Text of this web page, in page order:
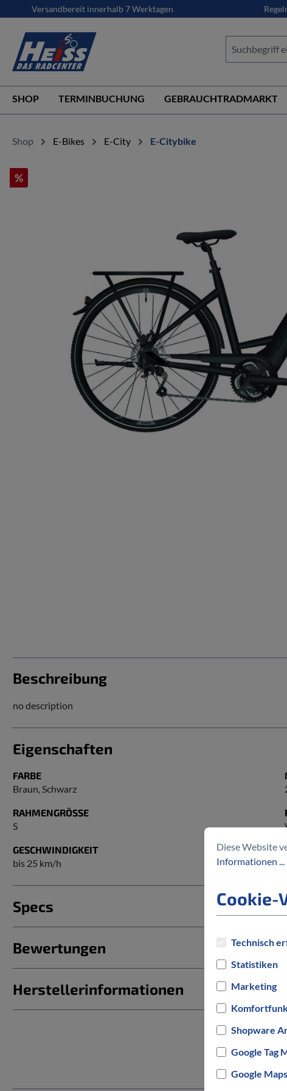
Zur Hauptnavigation springen
Versandbereit innerhalb 7 Werktagen
SHOP TERMINBUCHUNG GEBRAUCHTRADMARKT
Shop E-Bikes E-City E-Citybike
%
Bildergalerie überspringen
Beschreibung
no description
Eigenschaften
FARBE
Braun, Schwarz
RAHMENGRÖSSE
S
GESCHWINDIGKEIT
bis 25 km/h
Specs
Bewertungen
Herstellerinformationen
Diese Website
Informationen ...
Cookie-
Technisch
Statistiken
Marketing
Shopware
Google Tag
Google Maps